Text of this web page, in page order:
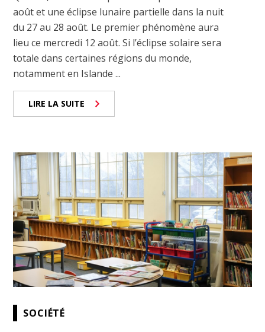
août et une éclipse lunaire partielle dans la nuit
du 27 au 28 août. Le premier phénomène aura
lieu ce mercredi 12 août. Si l’éclipse solaire sera
totale dans certaines régions du monde,
notamment en Islande ...
LIRE LA SUITE
SOCIÉTÉ